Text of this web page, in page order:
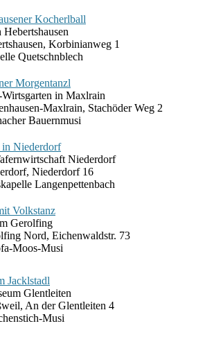
Kocherlball
Korbinianweg 1
Quetschnblech
Morgentanzl
in Maxlrain
Maxlrain, Stachöder Weg 2
Bauernmusi
Niederdorf
Niederdorf
Niederdorf 16
Langenpettenbach
Volkstanz
Gerolfing
Nord, Eichenwaldstr. 73
Moos-Musi
Jacklstadl
Glentleiten
An der Glentleiten 4
Musi